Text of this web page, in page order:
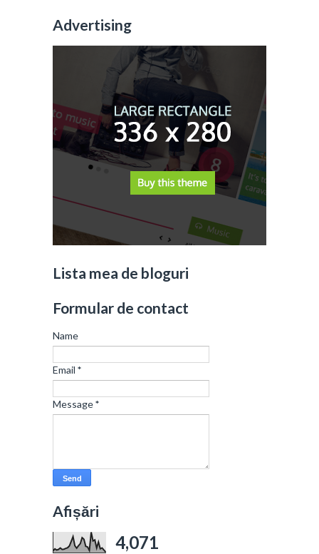
Advertising
Lista mea de bloguri
Formular de contact
Name
Email *
Message*
Afișări
4,071